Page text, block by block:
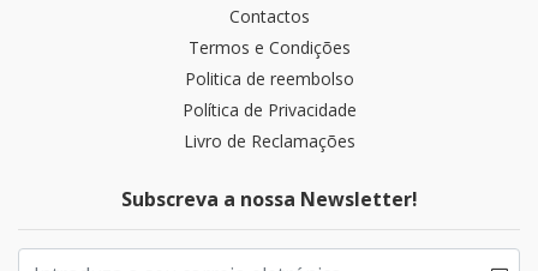
Contactos
Termos e Condições
Politica de reembolso
Política de Privacidade
Livro de Reclamações
Subscreva a nossa Newsletter!